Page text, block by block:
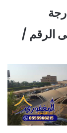
الرقم /